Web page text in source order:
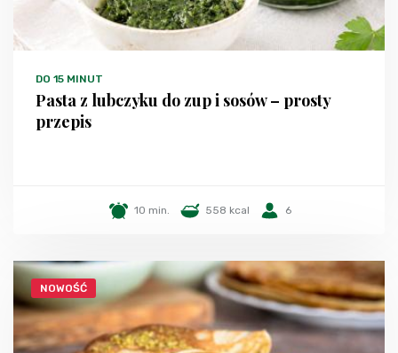
DO 15 MINUT
Pasta z lubczyku do zup i sosów – prosty
przepis
10 min. 558 kcal 6
NOWOŚĆ